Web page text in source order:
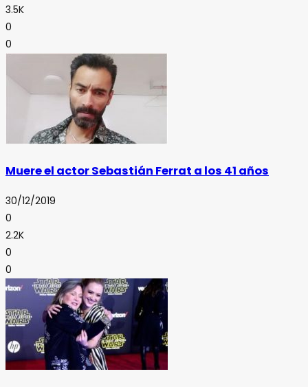
3.5K
0
0
Muere el actor Sebastián Ferrat a los 41 años
30/12/2019
0
2.2K
0
0